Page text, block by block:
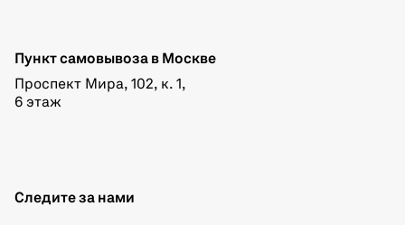
Пункт самовывоза в Москве
Проспект Мира, 102, к. 1,
6 этаж
Следите за нами